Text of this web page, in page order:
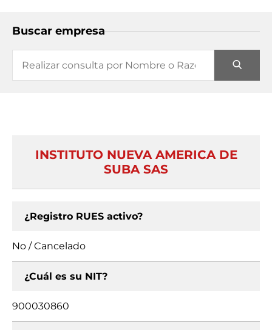
Buscar empresa
INSTITUTO NUEVA AMERICA DE
SUBA SAS
¿Registro RUES activo?
No / Cancelado
¿Cuál es su NIT?
900030860